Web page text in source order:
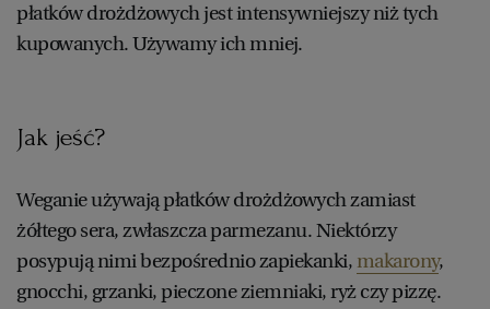
płatków drożdżowych jest intensywniejszy niż tych
kupowanych. Używamy ich mniej.
Jak jeść?
Weganie używają płatków drożdżowych zamiast
żółtego sera, zwłaszcza parmezanu. Niektórzy
posypują nimi bezpośrednio zapiekanki, makarony,
gnocchi, grzanki, pieczone ziemniaki, ryż czy pizzę.